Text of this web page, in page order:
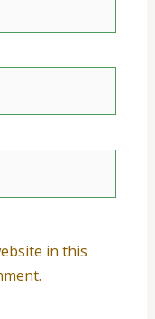
in this